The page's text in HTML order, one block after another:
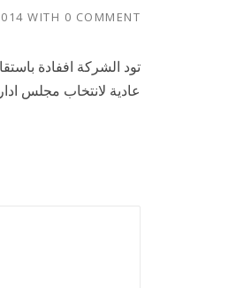
WITH 0 COMMENT
تود الشركة اففادة
عادية لانتخاب مجلس